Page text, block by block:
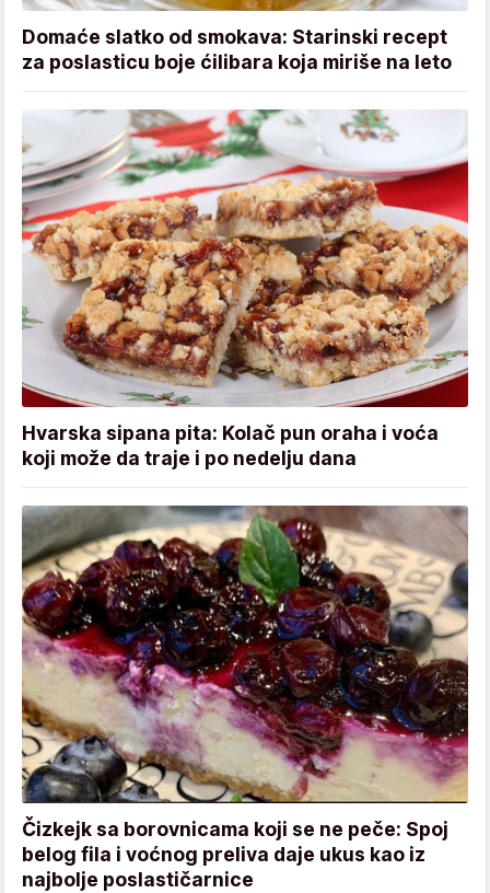
Domaće slatko od smokava: Starinski recept
za poslasticu boje ćilibara koja miriše na leto
Hvarska sipana pita: Kolač pun oraha i voća
koji može da traje i po nedelju dana
Čizkejk sa borovnicama koji se ne peče: Spoj
belog fila i voćnog preliva daje ukus kao iz
najbolje poslastičarnice